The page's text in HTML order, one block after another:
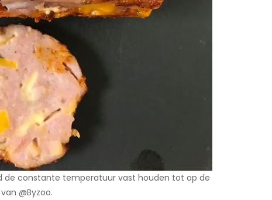
de constante temperatuur vast houden tot op de
@Byzoo.